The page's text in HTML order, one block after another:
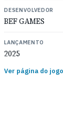
DESENVOLVEDOR
BEF GAMES
LANÇAMENTO
2025
Ver página do jogo